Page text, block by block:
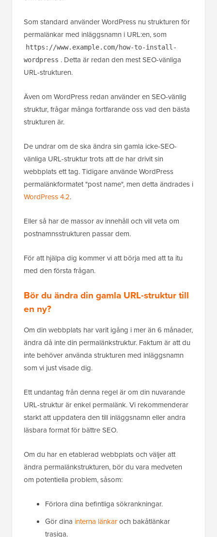
Som standard använder WordPress nu strukturen för
permalänkar med inläggsnamn i URL:en, som
https://www.example.com/how-to-install-
wordpress . Detta är redan den mest SEO-vänliga
URL-strukturen.
Även om WordPress redan använder en SEO-vänlig
struktur, frågar många fortfarande oss vad den bästa
strukturen är.
De undrar om de ska ändra sin gamla icke-SEO-
vänliga URL-struktur trots att de har drivit sin
webbplats ett tag. Tidigare använde WordPress
permalänkformatet "post name", men detta ändrades i
WordPress 4.2.
Eller så har de massor av innehåll och vill veta om
postnamnsstrukturen passar dem.
För att hjälpa dig kommer vi att börja med att ta itu
med den första frågan.
Bör du ändra din gamla URL-struktur till
en ny?
Om din webbplats har varit igång i mer än 6 månader,
ändra då inte din permalänkstruktur. Faktum är att du
inte behöver använda strukturen med inläggsnamn
som vi just visade dig.
Ett undantag från denna regel är om din nuvarande
URL-struktur är enkel permalänk. Vi rekommenderar
starkt att uppdatera den till inläggsnamn eller andra
läsbara format för bättre SEO.
Om du har en etablerad webbplats och väljer att
ändra permalänkstrukturen, bör du vara medveten
om potentiella problem, såsom:
Förlora dina befintliga sökrankningar.
Gör dina interna länkaroch bakåtlänkar
trasiga.